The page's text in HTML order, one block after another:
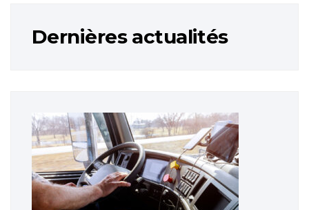
Dernières actualités